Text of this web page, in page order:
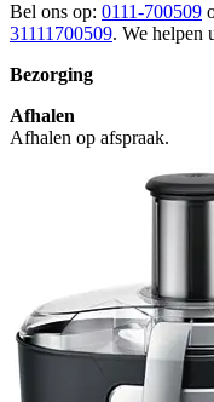
Bel ons op: 0111-700509
31111700509. We helpen
Bezorging
Afhalen
Afhalen op afspraak.